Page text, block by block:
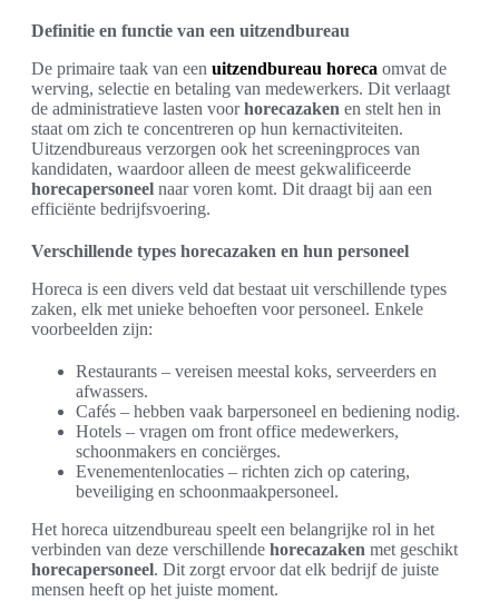
Definitie en functie van een uitzendbureau
De primaire taak van een uitzendbureau horeca omvat de
werving, selectie en betaling van medewerkers. Dit verlaagt
de administratieve lasten voorhorecazaken en stelt hen in
staat om zich te concentreren op hun kernactiviteiten.
Uitzendbureaus verzorgen ook het screeningproces van
kandidaten, waardoor alleen de meest gekwalificeerde
horecapersoneel naar voren komt. Dit draagt bij aan een
efficiënte bedrijfsvoering.
Verschillende types horecazaken en hun personeel
Horeca is een divers veld dat bestaat uit verschillende types
zaken, elk met unieke behoeften voor personeel. Enkele
voorbeelden zijn:
Restaurants – vereisen meestal koks, serveerders en
afwassers.
Cafés – hebben vaak barpersoneel en bediening nodig.
Hotels – vragen om front office medewerkers,
schoonmakers en conciërges.
Evenementenlocaties – richten zich op catering,
beveiliging en schoonmaakpersoneel.
Het horeca uitzendbureau speelt een belangrijke rol in het
verbinden van deze verschillende horecazaken met geschikt
horecapersoneel. Dit zorgt ervoor dat elk bedrijf de juiste
mensen heeft op het juiste moment.